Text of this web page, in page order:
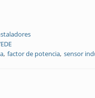
factor de potencia sensor
para hacer en 2021